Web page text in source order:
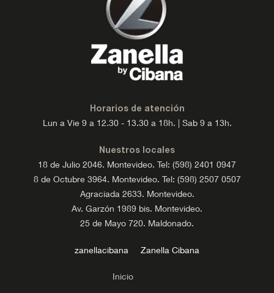
Horarios de atención
Lun a Vie 9 a 12.30 - 13.30 a 18h. | Sab 9 a 13h.
Nuestros locales
18 de Julio 2046. Montevideo. Tel: (598) 2401 0947
8 de Octubre 3964. Montevideo. Tel: (598) 2507 0507
Agraciada 2633. Montevideo.
Av. Garzón 1989 bis. Montevideo.
25 de Mayo 720. Maldonado.
zanellacibana Zanella Cibana
Inicio